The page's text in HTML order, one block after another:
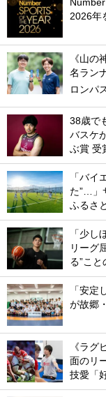
2026年
《山の
名ラン
ロンパ
38歳で
バスケ
ぶ賞 受
「バイ
た”…」
ふるさ
「少し
リーグ
る”こと
「安定
が故郷
《ラグ
面のリ
技愛「